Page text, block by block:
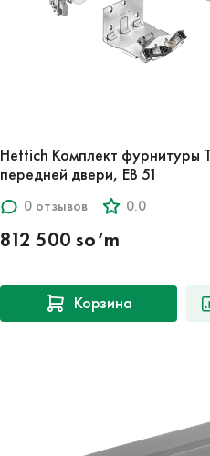
Hettich Комплект фурнитуры
передней двери, EB 51
0 отзывов 0.0
812 500 so‘m
Корзина